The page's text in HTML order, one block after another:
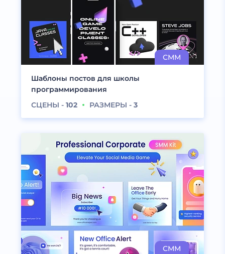
Шаблоны постов для школы
программирования
СЦЕНЫ - 102 РАЗМЕРЫ - 3